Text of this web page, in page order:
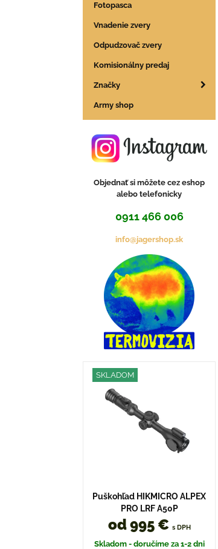
Fotopasca
Vnadenie zvery
Odpudzovač zvery
Komisionálny predaj
Značky
Army shop
Objednať si môžete cez eshop
alebo telefonicky
0911 466 006
info@jagershop.sk
SKLADOM
Puškohľad HIKMICRO ALPEX
PRO LRF A50P
od 995 € s DPH
Skladom - doručíme za 1-2 dni